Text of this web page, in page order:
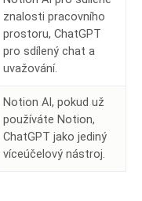
znalosti pracovního
prostoru, ChatGPT
pro sdílený chat a
uvažování.
Notion AI, pokud už
používáte Notion,
ChatGPT jako jediný
víceúčelový nástroj.